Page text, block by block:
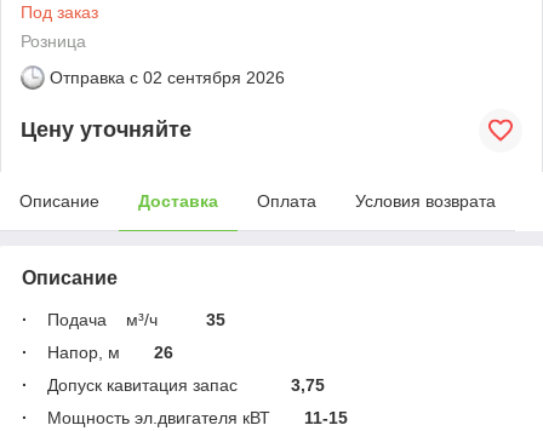
Под заказ
Розница
Отправка с 02 сентября 2026
Цену уточняйте
Описание Доставка Оплата Условия возврата
Описание
· Подача м³/ч 35
·
Напор, м 26
·
Допуск кавитация запас 3,75
·
Мощность эл.двигателя кВТ 11-15